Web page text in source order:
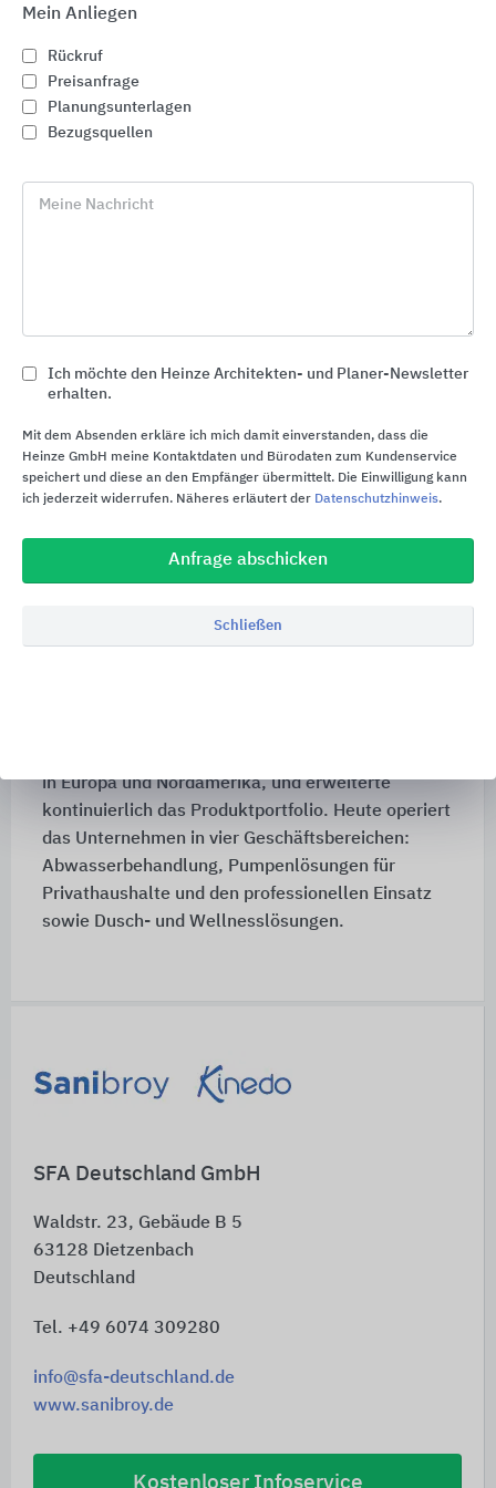
SFA Deutschland GmbH
Waldstr. 23, Gebäude B 5
63128 Dietzenbach
Deutschland
Tel. +49 6074 309280
info@sfa-deutschland.de
www.sanibroy.de
Kostenloser Infoservice
Höchste Servicequalität
Claude Perdriel, Gründer der SFA Gruppe,
verfolgte von Beginn an die Philosophie, dass das
Unternehmen die Fertigungstechniken und die
Produktion aller wesentlichen
Deshalb werden alle zentralen Teile, wie
Unterstützung bei der Produktauswahl sowie ein
der Verfügbarkeit von Ersatzteilen und
die Servicequalität, für die das
Familienunternehmen bekannt ist.
Die SFA Gruppe wurde 1958 gegründet und
dem „Sanibroyeur“, einer Kleinhebeanlage,
welche die Installation von Toiletten und
in Europa und Nordamerika, und erweiterte
kontinuierlich das Produktportfolio. Heute operiert
das Unternehmen in vier Geschäftsbereichen:
Abwasserbehandlung, Pumpenlösungen für
Privathaushalte und den professionellen Einsatz
sowie Dusch- und Wellnesslösungen.
Schnelleinstiege
Mein Anliegen
Rückruf
Preisanfrage
Planungsunterlagen
Bezugsquellen
Meine Nachricht
Ich möchte den Heinze Architekten- und Planer-Newsletter
erhalten.
Mit dem Absenden erkläre ich mich damit einverstanden, dass die
Heinze GmbH meine Kontaktdaten und Bürodaten zum Kundenservice
speichert und diese an den Empfänger übermittelt. Die Einwilligung kann
ich jederzeit widerrufen. Näheres erläutert der Datenschutzhinweis.
Anfrage abschicken
Schließen